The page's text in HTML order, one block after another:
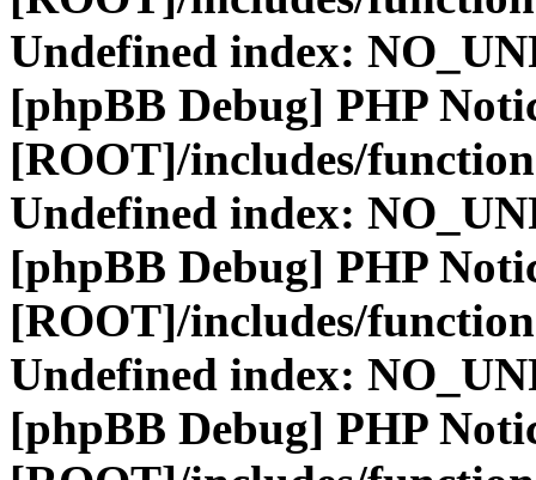
Undefined index:
[phpBB Debug] PHP
[ROOT]/includes/
Undefined index:
[phpBB Debug] PHP
[ROOT]/includes/
Undefined index:
[phpBB Debug] PHP